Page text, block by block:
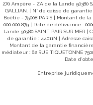
270 Ampère - ZA de la Lande 50380
GALLIAN. | N° de caisse de
Boëtie - 75008 PARIS | Montant de
000 000 879 | Date de délivrance :
Lande 50380 SAINT PAIR SUR MER
de garantie : 44011N | Adresse
Montant de la garantie financière
médiateur : 62 RUE TIQUETONNE
Date
Entreprise